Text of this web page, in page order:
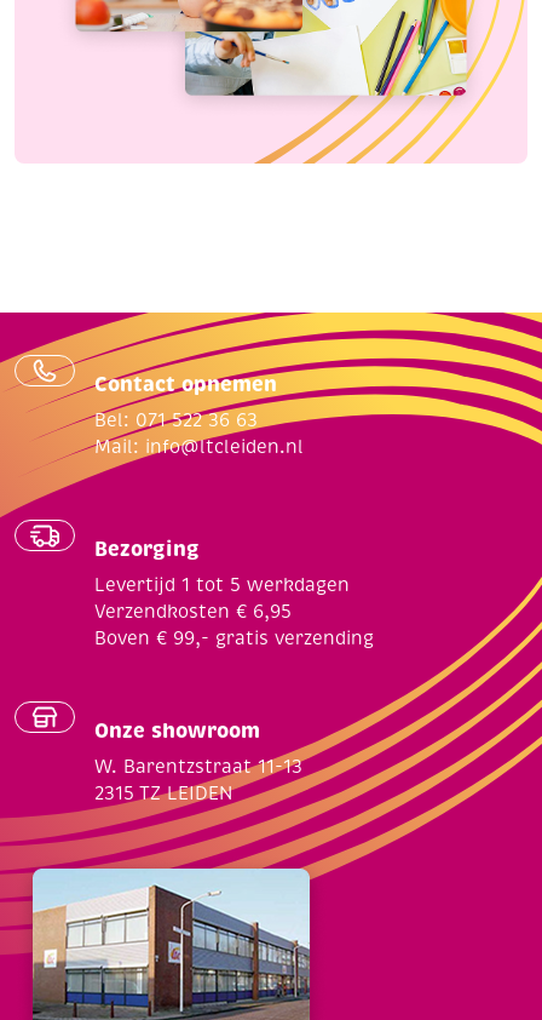
Contact opnemen
Bel: 071 522 36 63
Mail: info@ltcleiden.nl
Bezorging
Levertijd 1 tot 5 werkdagen
Verzendkosten € 6,95
Boven € 99,- gratis verzending
Onze showroom
W. Barentzstraat 11-13
2315 TZ LEIDEN